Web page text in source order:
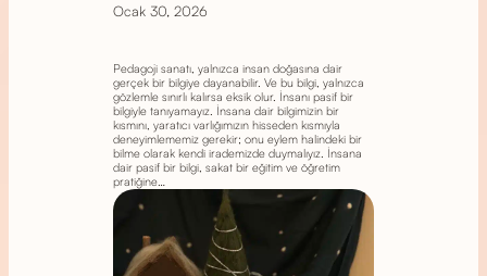
Ocak 30, 2026
Pedagoji sanatı, yalnızca insan doğasına dair
gerçek bir bilgiye dayanabilir. Ve bu bilgi, yalnızca
gözlemle sınırlı kalırsa eksik olur. İnsanı pasif bir
bilgiyle tanıyamayız. İnsana dair bilgimizin bir
kısmını, yaratıcı varlığımızın hisseden kısmıyla
deneyimlememiz gerekir; onu eylem halindeki bir
bilme olarak kendi irademizde duymalıyız. İnsana
dair pasif bir bilgi, sakat bir eğitim ve öğretim
pratiğine…